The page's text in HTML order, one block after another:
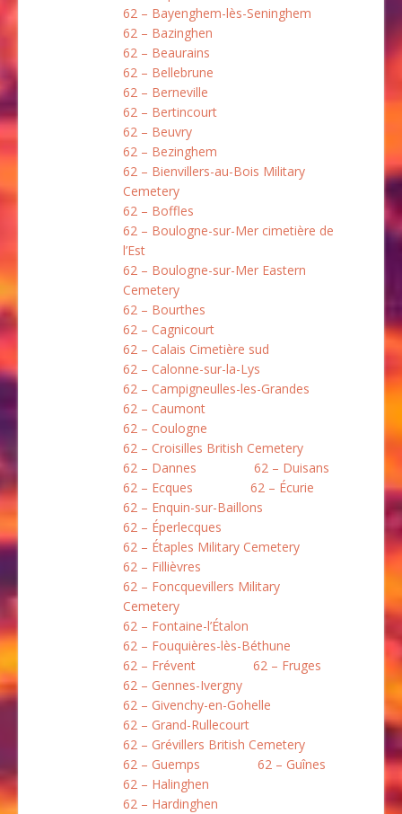
62 – Bayenghem-lès-Seninghem
62 – Bazinghen
62 – Beaurains
62 – Bellebrune
62 – Berneville
62 – Bertincourt
62 – Beuvry
62 – Bezinghem
62 – Bienvillers-au-Bois Military
Cemetery
62 – Boffles
62 – Boulogne-sur-Mer cimetière de
l’Est
62 – Boulogne-sur-Mer Eastern
Cemetery
62 – Bourthes
62 – Cagnicourt
62 – Calais Cimetière sud
62 – Calonne-sur-la-Lys
62 – Campigneulles-les-Grandes
62 – Caumont
62 – Coulogne
62 – Croisilles British Cemetery
62 – Dannes
62 – Duisans
62 – Ecques
62 – Écurie
62 – Enquin-sur-Baillons
62 – Éperlecques
62 – Étaples Military Cemetery
62 – Fillièvres
62 – Foncquevillers Military
Cemetery
62 – Fontaine-l’Étalon
62 – Fouquières-lès-Béthune
62 – Frévent
62 – Fruges
62 – Gennes-Ivergny
62 – Givenchy-en-Gohelle
62 – Grand-Rullecourt
62 – Grévillers British Cemetery
62 – Guemps
62 – Guînes
62 – Halinghen
62 – Hardinghen